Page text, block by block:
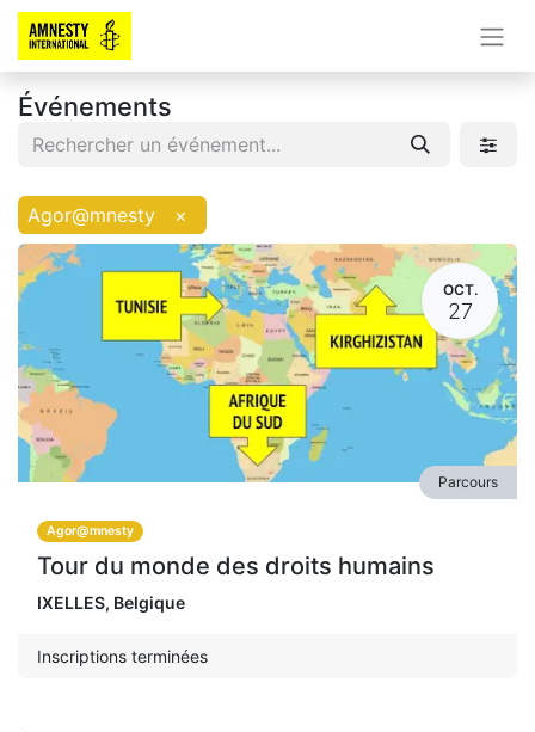
Événements
Agor@mnesty ×
OCT.
27
Agor@mnesty
Tour du monde des droits humains
Parcours
IXELLES, Belgique
Inscriptions terminées